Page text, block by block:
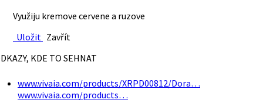
Využiju kremove cervene a ruzove
Uložit Zavřít
KDE TO SEHNAT
www.vivaia.com/products/XRPD00812/Dora…
www.vivaia.com/products…